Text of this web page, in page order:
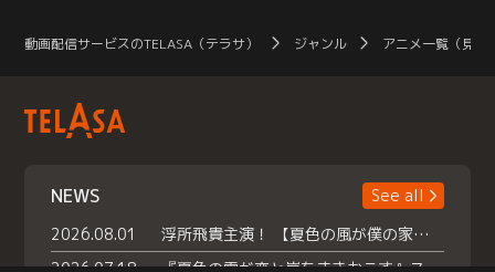
動画配信サービスのTELASA（テラサ） ジャンル アニメ一覧（見放
NEWS
See all
2026.08.01
浮所飛貴主演！ 【夏色の風が僕の家にやってきた】 本日よりテラサで独占配信スタート！